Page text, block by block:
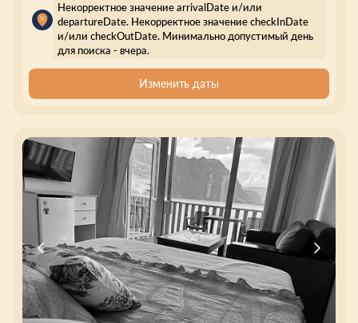
Некорректное значение arrivalDate и/или
departureDate. Некорректное значение checkInDate
и/или checkOutDate. Минимально допустимый день
для поиска - вчера.
Изменить даты